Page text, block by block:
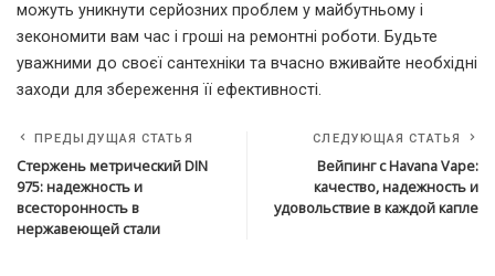
можуть уникнути серйозних проблем у майбутньому і
зекономити вам час і гроші на ремонтні роботи. Будьте
уважними до своєї сантехніки та вчасно вживайте необхідні
заходи для збереження її ефективності.
ПРЕДЫДУЩАЯ СТАТЬЯ
Стержень метрический DIN
975: надежность и
всесторонность в
нержавеющей стали
СЛЕДУЮЩАЯ СТАТЬЯ
Вейпинг с Havana Vape:
качество, надежность и
удовольствие в каждой капле